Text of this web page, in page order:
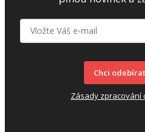
Chci
Zásady zpracování